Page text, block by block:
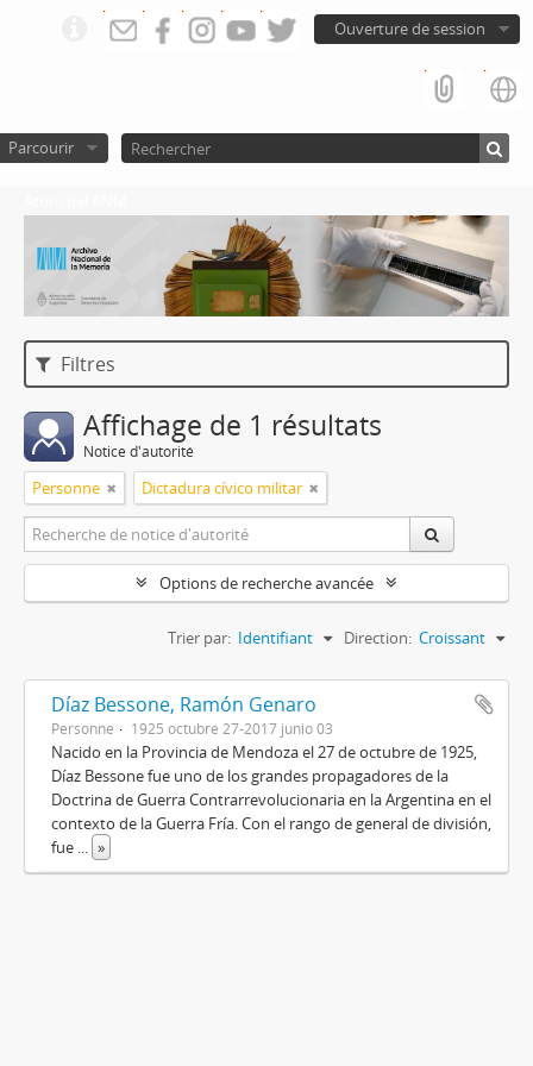
Ouverture de session
Parcourir
Filtres
Affichage de 1 résultats
Notice d'autorité
Personne Dictadura cívico militar
Options de recherche avancée
Trier par: Identifiant Direction: Croissant
Díaz Bessone, Ramón Genaro
Personne 1925 octubre 27-2017 junio 03
Nacido en la Provincia de Mendoza el 27 de octubre de 1925,
Díaz Bessone fue uno de los grandes propagadores de la
Doctrina de Guerra Contrarrevolucionaria en la Argentina en el
contexto de la Guerra Fría. Con el rango de general de división,
fue ... »